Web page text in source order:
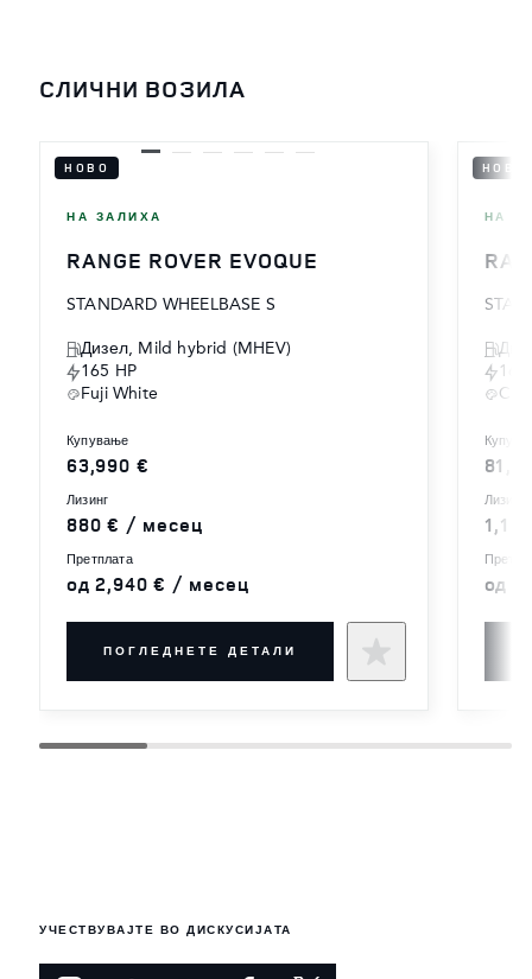
СЛИЧНИ ВОЗИЛА
НОВО
НА ЗАЛИХА
RANGE ROVER EVOQUE
STANDARD WHEELBASE S
Дизел, Mild hybrid (MHEV)
165 HP
Fuji White
купување
63,990 €
лизинг
880 € / месец
претплата
од 2,940 € / месец
ПОГЛЕДНЕТЕ ДЕТАЛИ
НОВО
НА
165
лизинг
од
УЧЕСТВУВАЈТЕ ВО ДИСКУСИЈАТА